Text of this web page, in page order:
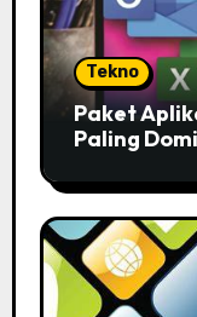
Tekno
Paket
Paling
Anda!